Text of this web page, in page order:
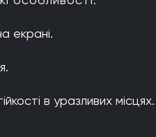
екрані.
в уразливих місцях.